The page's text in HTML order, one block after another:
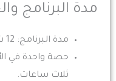
مدة البرنامج
مدة البرنامج: 12 شهر.
حصة واحدة في
ثلاث ساعات.